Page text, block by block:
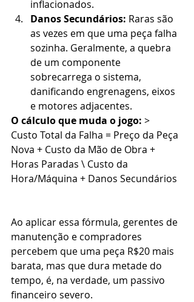
inflacionados.
Danos Secundários: Raras são
as vezes em que uma peça falha
sozinha. Geralmente, a quebra
de um componente
sobrecarrega o sistema,
danificando engrenagens, eixos
e motores adjacentes.
O cálculo que muda o jogo: >
Custo Total da Falha = Preço da Peça
Nova + Custo da Mão de Obra +
Horas Paradas \ Custo da
Hora/Máquina + Danos Secundários
Ao aplicar essa fórmula, gerentes de
manutenção e compradores
percebem que uma peça R$20 mais
barata, mas que dura metade do
tempo, é, na verdade, um passivo
financeiro severo.